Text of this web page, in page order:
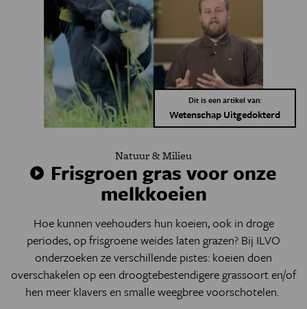
Dit is een artikel van:
Wetenschap Uitgedokterd
Natuur & Milieu
Frisgroen gras voor onze
melkkoeien
Hoe kunnen veehouders hun koeien, ook in droge
periodes, op frisgroene weides laten grazen? Bij ILVO
onderzoeken ze verschillende pistes: koeien doen
overschakelen op een droogtebestendigere grassoort en/of
hen meer klavers en smalle weegbree voorschotelen.